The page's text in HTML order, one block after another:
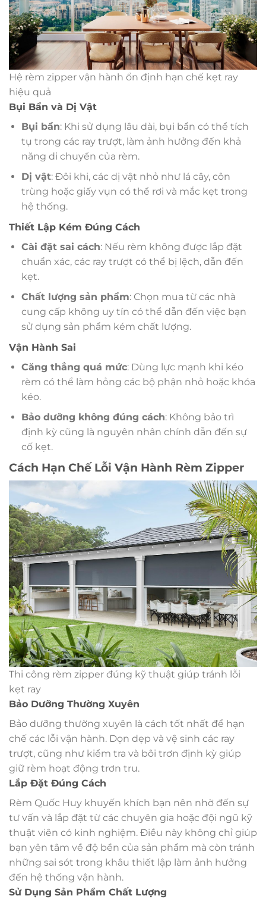
Hệ rèm zipper vận hành ổn định hạn chế kẹt ray
hiệu quả
Bụi Bẩn và Dị Vật
Bụi bẩn: Khi sử dụng lâu dài, bụi bẩn có thể tích
tụ trong các ray trượt, làm ảnh hưởng đến khả
năng di chuyển của rèm.
Dị vật: Đôi khi, các dị vật nhỏ như lá cây, côn
trùng hoặc giấy vụn có thể rơi và mắc kẹt trong
hệ thống.
Thiết Lập Kém Đúng Cách
Cài đặt sai cách: Nếu rèm không được lắp đặt
chuẩn xác, các ray trượt có thể bị lệch, dẫn đến
kẹt.
Chất lượng sản phẩm: Chọn mua từ các nhà
cung cấp không uy tín có thể dẫn đến việc bạn
sử dụng sản phẩm kém chất lượng.
Vận Hành Sai
Căng thẳng quá mức: Dùng lực mạnh khi kéo
rèm có thể làm hỏng các bộ phận nhỏ hoặc khóa
kéo.
Bảo dưỡng không đúng cách: Không bảo trì
định kỳ cũng là nguyên nhân chính dẫn đến sự
cố kẹt.
Cách Hạn Chế Lỗi Vận Hành Rèm Zipper
Thi công rèm zipper đúng kỹ thuật giúp tránh lỗi
kẹt ray
Bảo Dưỡng Thường Xuyên
Bảo dưỡng thường xuyên là cách tốt nhất để hạn
chế các lỗi vận hành. Dọn dẹp và vệ sinh các ray
trượt, cũng như kiểm tra và bôi trơn định kỳ giúp
giữ rèm hoạt động trơn tru.
Lắp Đặt Đúng Cách
Rèm Quốc Huy khuyến khích bạn nên nhờ đến sự
tư vấn và lắp đặt từ các chuyên gia hoặc đội ngũ kỹ
thuật viên có kinh nghiệm. Điều này không chỉ giúp
bạn yên tâm về độ bền của sản phẩm mà còn tránh
những sai sót trong khâu thiết lập làm ảnh hưởng
đến hệ thống vận hành.
Sử Dụng Sản Phẩm Chất Lượng